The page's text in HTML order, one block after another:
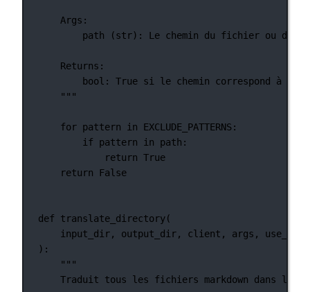
Args:
path (str): Le chemin du fichier ou du
Returns:
bool: True si le chemin correspond à
"""
for pattern in EXCLUDE_PATTERNS:
if pattern in path:
return True
return
False
def translate_directory(
input_dir, output_dir, client, args,
):
"""
Traduit tous les fichiers markdown dans le